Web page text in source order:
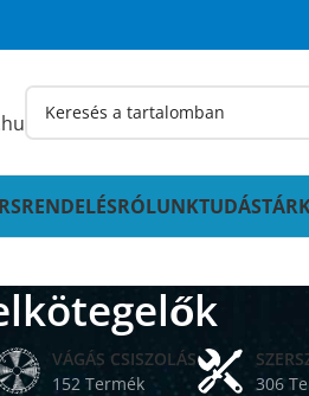
RÓLUNKTUDÁSTÁR
VÁGÁS CSISZOLÁS
152 Termék
306